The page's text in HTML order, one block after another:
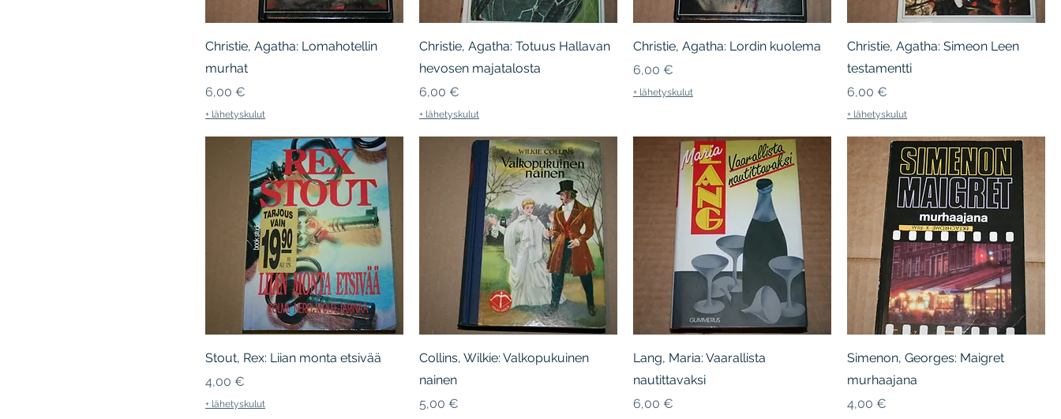
Christie, Agatha: Lomahotellin
murhat
Hinta
6,00 €
+ lähetyskulut
Christie, Agatha: Totuus Hallavan
hevosen majatalosta
Hinta
6,00 €
+ lähetyskulut
Christie, Agatha: Lordin kuolema
Hinta
6,00 €
+ lähetyskulut
Christie, Agatha: Simeon Leen
testamentti
Hinta
6,00 €
+ lähetyskulut
Stout, Rex: Liian monta etsivää
Hinta
4,00 €
+ lähetyskulut
Collins, Wilkie: Valkopukuinen
nainen
Hinta
5,00 €
Lang, Maria: Vaarallista
nautittavaksi
Hinta
6,00 €
Simenon, Georges: Maigret
murhaajana
Hinta
4,00 €